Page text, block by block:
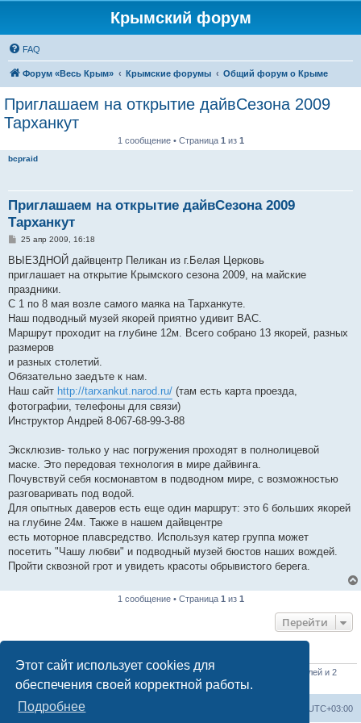
Этот сайт использует cookies для
обеспечения своей корректной работы.
Подробнее
Крымский форум
FAQ
Форум «Весь Крым» Крымские форумы Общий форум о Крыме
Приглашаем на открытие дайвСезона 2009
Тарханкут
1 сообщение • Страница 1 из 1
bcpraid
Приглашаем на открытие дайвСезона 2009
Тарханкут
С
о
щ
е
и
е
25 апр 2009, 16:18
ВЫЕЗДНОЙ дайвцентр Пеликан из г.Белая Церковь
приглашает на открытие Крымского сезона 2009, на майские
праздники.
С 1 по 8 мая возле самого маяка на Тарханкуте.
Наш подводный музей якорей приятно удивит ВАС.
Маршрут проходит на глубине 12м. Всего собрано 13 якорей, разных
размеров
и разных столетий.
Обязательно заедъте к нам.
Наш сайт http://tarxankut.narod.ru/ (там есть карта проезда,
фотографии, телефоны для связи)
Инструктор Андрей 8-067-68-99-3-88
Эксклюзив- только у нас погружения проходят в полнолицевой
маске. Это передовая технология в мире дайвинга.
Почувствуй себя космонавтом в подводном мире, с возможностью
разговаривать под водой.
Для опытных даверов есть еще один маршрут: это 6 больших якорей
на глубине 24м. Также в нашем дайвцентре
есть моторное плавсредство. Используя катер группа может
посетить "Чашу любви" и подводный музей бюстов наших вождей.
Пройти сквозной грот и увидеть красоты обрывистого берега.
1 сообщение • Страница 1 из 1
Перейти
Сейчас этот форум просматривают: нет зарегистрированных пользователей и 2
гостя
Форум «Весь Крым» UTC+03:00